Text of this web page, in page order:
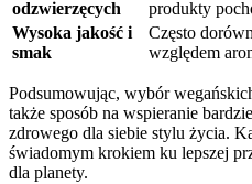
odzwierzęcych
produkty
Wysoka jakość i
smak
Często
względem
Podsumowując, wybór
także sposób na wspieranie
zdrowego dla siebie stylu życia.
świadomym krokiem ku lepszej
dla planety.